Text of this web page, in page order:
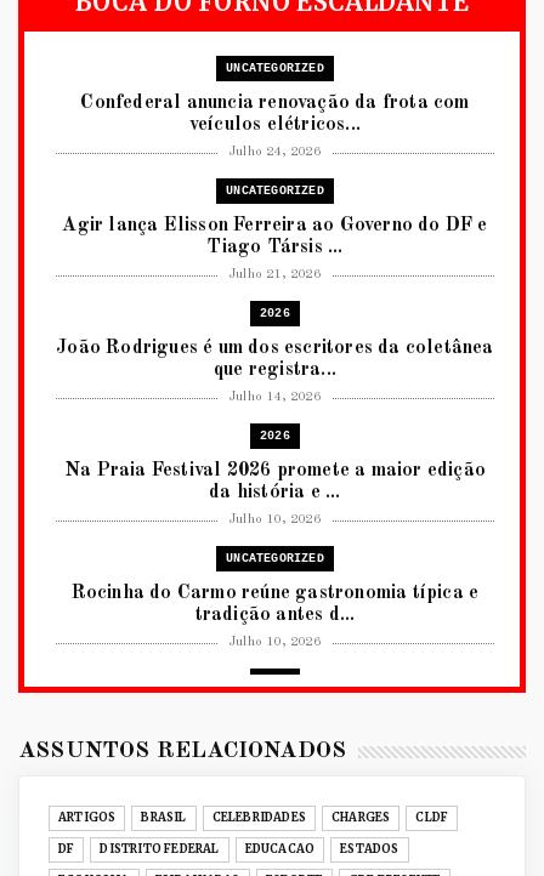
UNCATEGORIZED
Confederal anuncia renovação da frota com
veículos elétricos...
Julho 24, 2026
UNCATEGORIZED
Agir lança Elisson Ferreira ao Governo do DF e
Tiago Társis ...
Julho 21, 2026
2026
João Rodrigues é um dos escritores da coletânea
que registra...
Julho 14, 2026
2026
Na Praia Festival 2026 promete a maior edição
da história e ...
Julho 10, 2026
UNCATEGORIZED
Rocinha do Carmo reúne gastronomia típica e
tradição antes d...
Julho 10, 2026
BRASÍLIA COM CULTURA, DIPLOM...
UNCATEGORIZED
Senac-DF leva oficinas gastronômicas à 33ª
Expochê com recei...
ASSUNTOS RELACIONADOS
ARTIGOS BRASIL CELEBRIDADES CHARGES CLDF
DF DISTRITO FEDERAL EDUCACAO ESTADOS